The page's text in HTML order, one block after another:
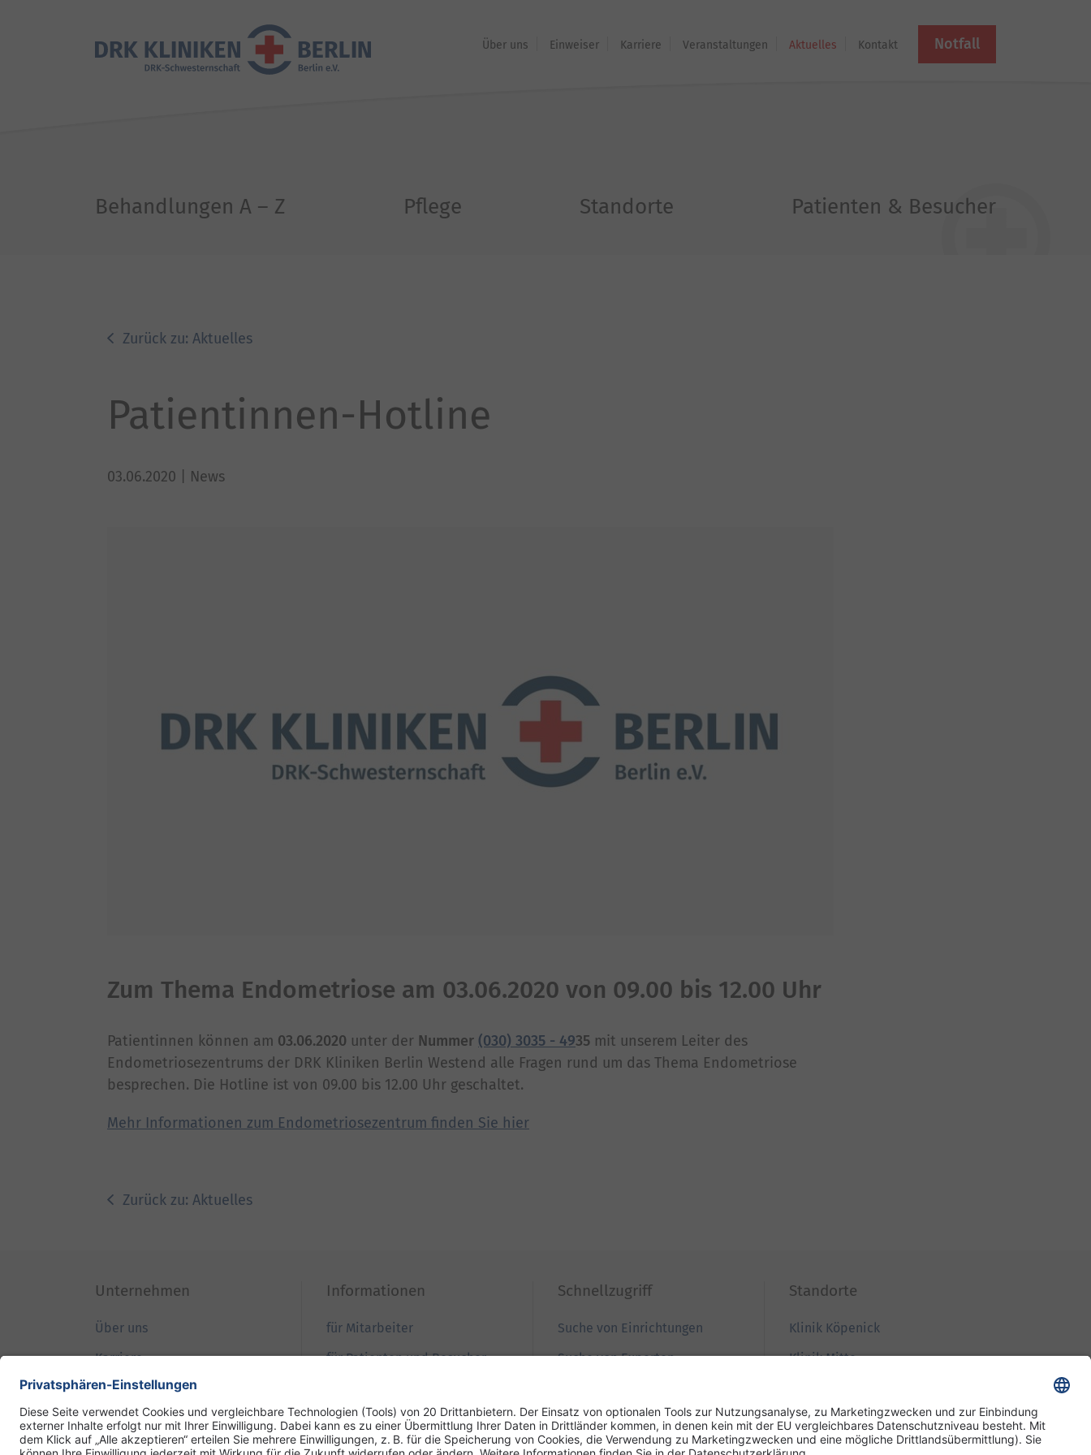
Über uns Einweiser Karriere Veranstaltungen Aktuelles Kontakt Notfall
Behandlungen A – Z Pflege Standorte Patienten & Besucher
Zurück zu: Aktuelles
Patientinnen-Hotline
03.06.2020 | News
Zum Thema Endometriose am 03.06.2020 von 09.00 bis 12.00 Uhr
Patientinnen können am 03.06.2020 unter der Nummer (030) 3035 - 4935 mit unserem Leiter des
Endometriosezentrums der DRK Kliniken Berlin Westend alle Fragen rund um das Thema Endometriose
besprechen. Die Hotline ist von 09.00 bis 12.00 Uhr geschaltet.
Mehr Informationen zum Endometriosezentrum finden Sie hier
Zurück zu: Aktuelles
Unternehmen
Über uns
Karriere
Qualität
Patientensicherheit
Ihre Meinung
Informationen
für Mitarbeiter
für Patienten und Besucher
für Einweiser
für Presse
Schnellzugriff
Suche von Einrichtungen
Suche von Experten
Podcast REZEPTfrei
Standorte
Klinik Köpenick
Klinik Mitte
Wiegmann Klinik
Pflege und Wohnen Mariendorf